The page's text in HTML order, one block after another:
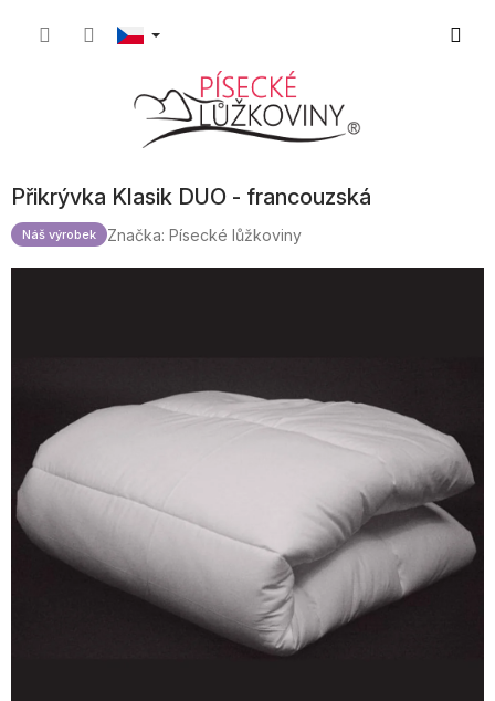
Přikrývka Klasik DUO - francouzská
Náš výrobek Značka: Písecké lůžkoviny